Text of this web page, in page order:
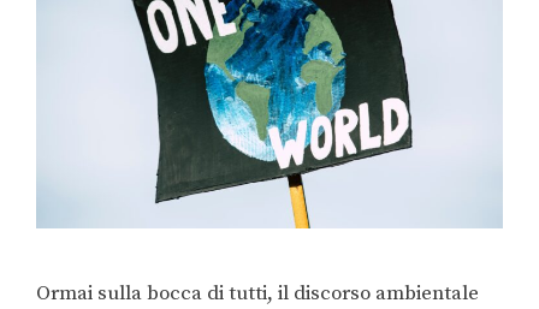
Ormai sulla bocca di tutti, il discorso ambientale